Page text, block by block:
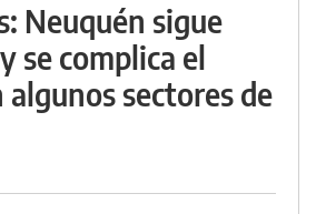
Neuquén sigue
se complica el
sectores de